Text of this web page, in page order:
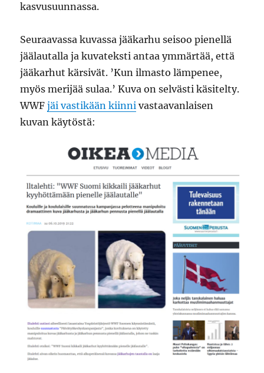
kasvusuunnassa.
Seuraavassa kuvassa jääkarhu seisoo pienellä
jäälautalla ja kuvateksti antaa ymmärtää, että
jääkarhut kärsivät. ’Kun ilmasto lämpenee,
myös merijää sulaa.’ Kuva on selvästi käsitelty.
WWFjäi vastikään kiinni vastaavanlaisen
kuvan käytöstä: